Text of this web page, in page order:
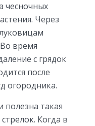
чесночных
Через
Во время
с грядок
после
огородника.
такая
Когда в